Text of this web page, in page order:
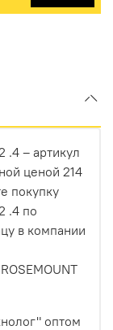
.4 – артикул
ценой 214
покупку
.4 по
в компании
оптом